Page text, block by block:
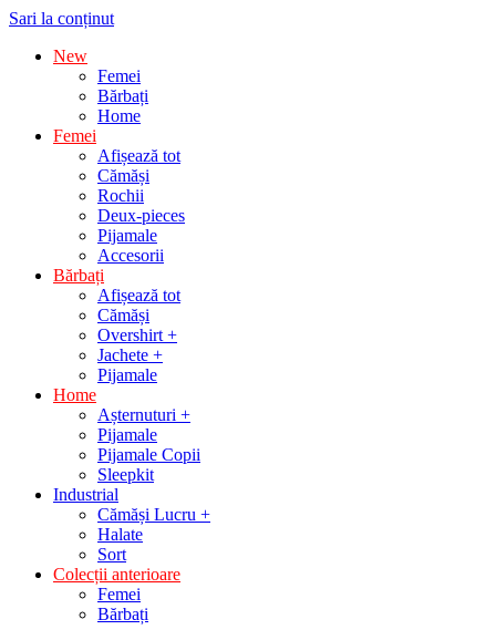
Sari la conținut
New
Femei
Bărbați
Home
Femei
Afișează tot
Cămăși
Rochii
Deux-pieces
Pijamale
Accesorii
Bărbați
Afișează tot
Cămăși
Overshirt +
Jachete +
Pijamale
Home
Așternuturi +
Pijamale
Pijamale Copii
Sleepkit
Industrial
Cămăși Lucru +
Halate
Sort
Colecții anterioare
Femei
Bărbați